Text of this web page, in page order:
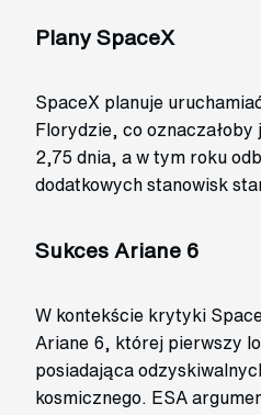
Plany SpaceX
SpaceX planuje
Florydzie, co
2,75 dnia, a w tym roku
dodatkowych stanowisk
Sukces Ariane 6
W kontekście krytyki
Ariane 6, której pierwszy
posiadająca
kosmicznego. ESA